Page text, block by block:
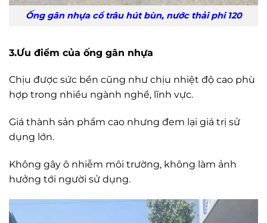
Ống gân nhựa cổ trâu hút bùn, nước thải phi 120
3.Ưu điểm của ống gân nhựa
Chịu được sức bền cũng như chịu nhiệt độ cao phù
hợp trong nhiều ngành nghề, lĩnh vực.
Giá thành sản phẩm cao nhưng đem lại giá trị sử
dụng lớn.
Không gây ô nhiễm môi trường, không làm ảnh
hưởng tới người sử dụng.